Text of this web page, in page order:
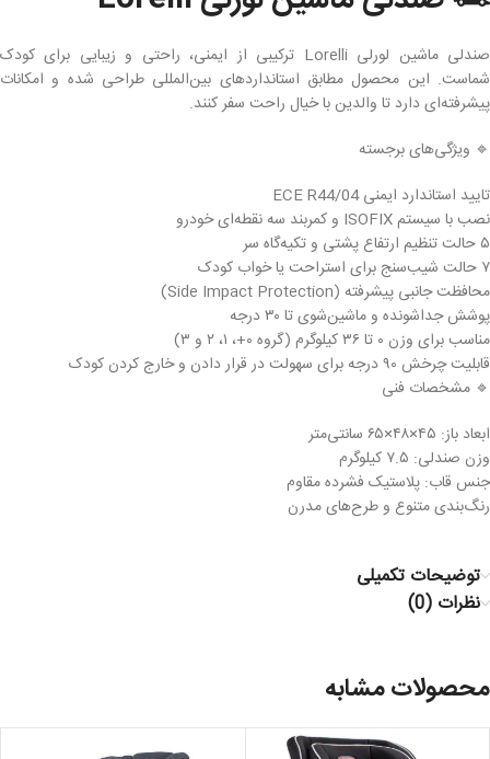
صندلی ماشین لورلی Lorelli ترکیبی از ایمنی، راحتی و زیبایی برای کودک
شماست. این محصول مطابق استانداردهای بین‌المللی طراحی شده و امکانات
پیشرفته‌ای دارد تا والدین با خیال راحت سفر کنند.
🔹 ویژگی‌های برجسته
تایید استاندارد ایمنی ECE R44/04
نصب با سیستم ISOFIX و کمربند سه نقطه‌ای خودرو
۵ حالت تنظیم ارتفاع پشتی و تکیه‌گاه سر
۷ حالت شیب‌سنج برای استراحت یا خواب کودک
محافظت جانبی پیشرفته (Side Impact Protection)
پوشش جداشونده و ماشین‌شوی تا ۳۰ درجه
مناسب برای وزن ۰ تا ۳۶ کیلوگرم (گروه ۰+، ۱، ۲ و ۳)
قابلیت چرخش ۹۰ درجه برای سهولت در قرار دادن و خارج کردن کودک
🔹 مشخصات فنی
ابعاد باز: ۴۵×۴۸×۶۵ سانتی‌متر
وزن صندلی: ۷.۵ کیلوگرم
جنس قاب: پلاستیک فشرده مقاوم
رنگ‌بندی متنوع و طرح‌های مدرن
توضیحات تکمیلی
نظرات (0)
محصولات مشابه